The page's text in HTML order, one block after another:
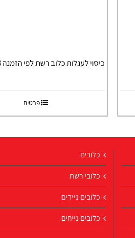
כיסוי לעגלות כלוב רשת לפי הזמנה C-118
פרטים
כלובים
כלובי רשת
כלובים ניידים
כלובים נייחים